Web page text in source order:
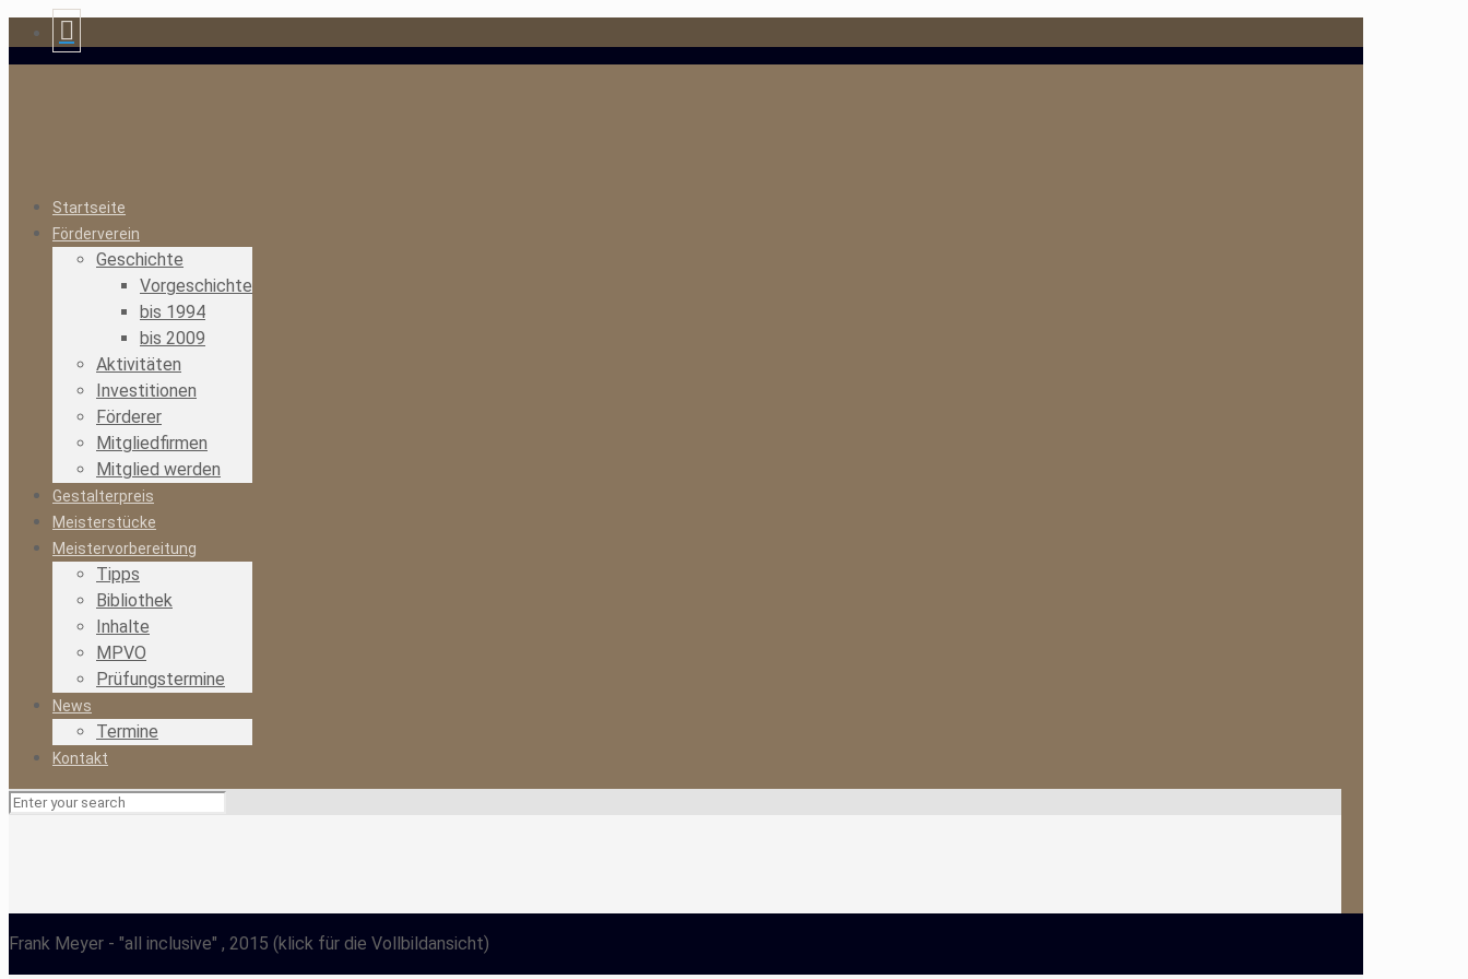
Startseite
Förderverein
Geschichte
Vorgeschichte
bis 1994
bis 2009
Aktivitäten
Investitionen
Förderer
Mitgliedfirmen
Mitglied werden
Gestalterpreis
Meisterstücke
Meistervorbereitung
Tipps
Bibliothek
Inhalte
MPVO
Prüfungstermine
News
Termine
Kontakt
Frank Meyer - "all inclusive" , 2015 (klick für die Vollbildansicht)